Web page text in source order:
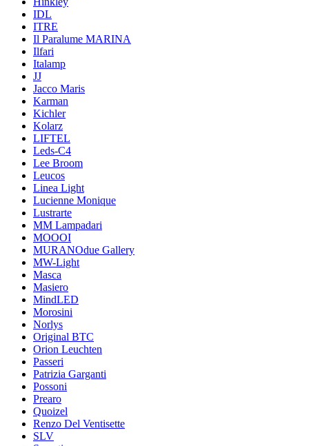
IDL
ITRE
Il Paralume MARINA
Ilfari
Italamp
JJ
Jacco Maris
Karman
Kichler
Kolarz
LIFTEL
Leds-C4
Lee Broom
Leucos
Linea Light
Lucienne Monique
Lustrarte
MM Lampadari
MOOOI
MURANOdue Gallery
MW-Light
Masca
Masiero
MindLED
Morosini
Norlys
Original BTC
Orion Leuchten
Passeri
Patrizia Garganti
Possoni
Prearo
Quoizel
Renzo Del Ventisette
SLV